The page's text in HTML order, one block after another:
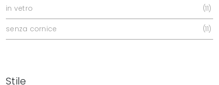
in vetro 11
senza cornice 11
Stile